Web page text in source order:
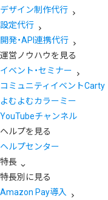
デザイン制作代行
設定代行
開発・API連携代行
運営ノウハウを見る
イベント・セミナー
コミュニティイベントCarty
よむよむカラーミー
YouTubeチャンネル
ヘルプを見る
ヘルプセンター
特長
特長別に見る
Amazon Pay導入